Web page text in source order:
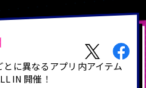
とに異なるアプリ内アイテム
IN 開催！